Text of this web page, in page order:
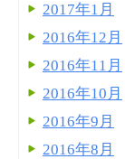
2017年1月
2016年12月
2016年11月
2016年10月
2016年9月
2016年8月